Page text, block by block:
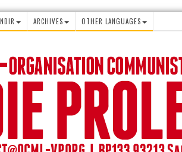
ARCHIVES OTHER LANGUAGES